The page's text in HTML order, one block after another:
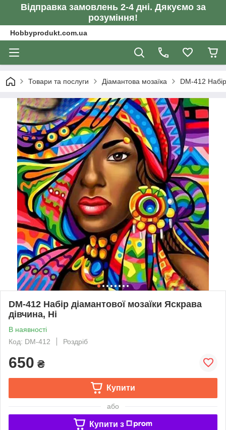
Відправка замовлень 2-4 дні. Дякуємо за
розуміння!
Hobbyprodukt.com.ua
Товари та послуги Діамантова мозаїка DM-412
DM-412 Набір діамантової мозаїки Яскрава
дівчина, Ні
В наявності
Код: DM-412
Роздріб
650 ₴
Купити
або
Купити з